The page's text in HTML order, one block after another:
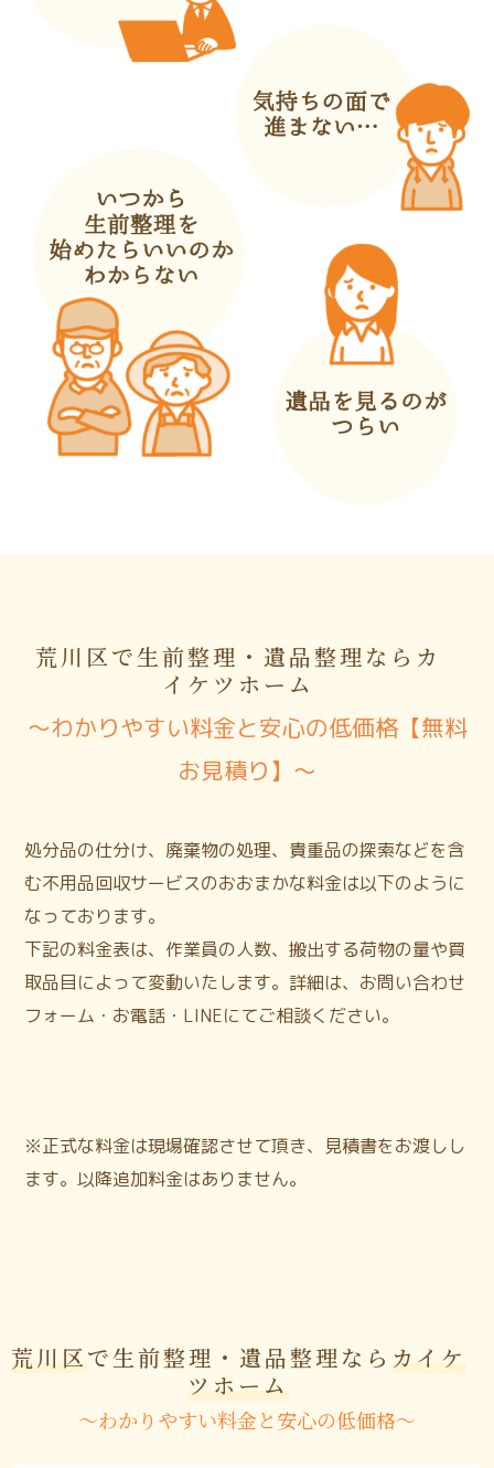
荒川区で生前整理・遺品整理ならカ
イケツホーム
〜わかりやすい料金と安心の低価格【無料
お見積り】〜
処分品の仕分け、廃棄物の処理、貴重品の探索などを含
む不用品回収サービスのおおまかな料金は以下のように
なっております。
下記の料金表は、作業員の人数、搬出する荷物の量や買
取品目によって変動いたします。詳細は、お問い合わせ
フォーム・お電話・LINEにてご相談ください。
※正式な料金は現場確認させて頂き、見積書をお渡しし
ます。以降追加料金はありません。
荒川区で生前整理・遺品整理なら カイケ
ツホーム
〜わかりやすい料金と安心の低価格〜